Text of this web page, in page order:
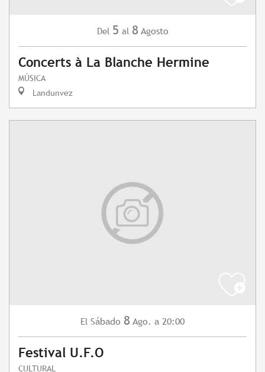
Del 5 al 8 Agosto
Concerts à La Blanche Hermine
MÚSICA
Landunvez
El Sábado 8 Ago. a 20:00
Festival U.F.O
CULTURAL